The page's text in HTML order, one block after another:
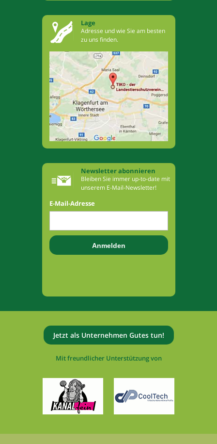
Lage
Adresse und wie Sie am besten
zu uns finden.
Newsletter abonnieren
Bleiben Sie immer up-to-date mit
unserem E-Mail-Newsletter!
E-Mail-Adresse
Jetzt als Unternehmen Gutes tun!
Mit freundlicher Unterstützung von